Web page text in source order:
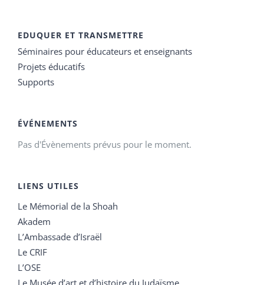
EDUQUER ET TRANSMETTRE
Séminaires pour éducateurs et enseignants
Projets éducatifs
Supports
ÉVÉNEMENTS
Pas d'Évènements prévus pour le moment.
LIENS UTILES
Le Mémorial de la Shoah
Akadem
L’Ambassade d’Israël
Le CRIF
L’OSE
Le Musée d’art et d’histoire du Judaïsme